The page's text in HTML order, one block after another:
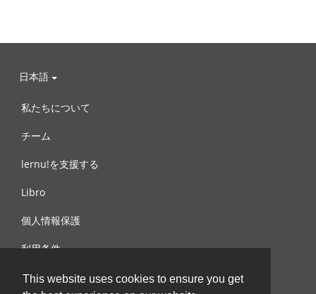
This website uses cookies to ensure you get
日本語
私たちについて
チーム
lernu!を支援する
Libro
個人情報保護
利用条件
お問合せ